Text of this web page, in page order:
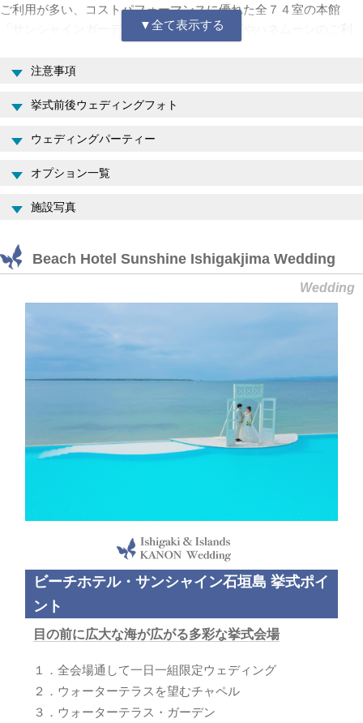
ご利用が多い、コストパフォーマンスに優れた全７４室の本館
「サンシャインガーデン」と、ウェディングやハネムーンのご利
館「オーシャンガーデン」からなるオーシャンフロント・ビーチ
に流れ落ちるようなインフィニティプール、緑豊かなガーデン、
施設が非常に充実しています。
石垣島ビーチホテル・サンシャインは、多彩な挙式会場・パー
ディングシーンを演出する全会場を通して一日一組限定のウェデ
結婚式は、祭壇越しにウォーターテラスと広大な海が広がる海外
リゾートようなチャペル、アーチと海に流れ落ちるようなウォー
ターテラスのガーデン、真っ青な海とインフィニティプールを望
むオーシャンフロント・ガーデン、八重山諸島の伝統を感じるレ
ストラン前のオーシャンフロントデッキの４挙式会場よりお選び
いただけます。挙式前にはインフィニティプールなど多彩なロケ
ーションでフォトウェディング、挙式後にはガーデンやレストラ
ンでのウェディング・パーティー披露宴や、サンセットフォトウ
注意事項
挙式前後ウェディングフォト
ウェディングパーティー
オプション一覧
施設写真
Beach Hotel Sunshine Ishigakjima Wedding
Wedding
ビーチホテル・サンシャイン石垣島 挙式ポイ
ント
目の前に広大な海が広がる多彩な挙式会場
１．全会場通して一日一組限定ウェディング
２．ウォーターテラスを望むチャペル
３．ウォーターテラス・ガーデン